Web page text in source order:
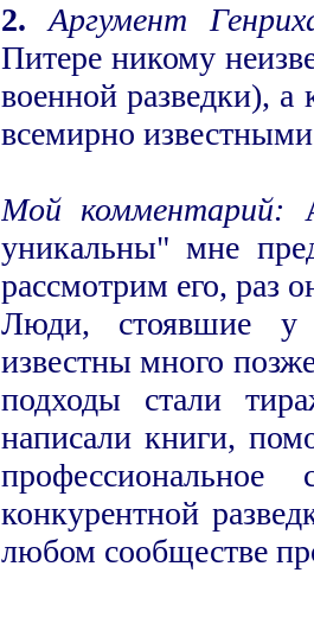
2.
Аргумент
Питере никому
военной разведки), а
всемирно
Мой комментарий:
уникальны" мне
рассмотрим его, раз
Люди, стоявшие у
известны много
подходы стали
написали книги,
конкурентной
любом сообществе